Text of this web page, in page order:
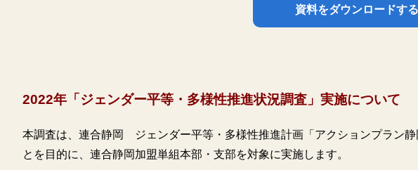
資料をダウンロードする
2022年「ジェンダー平等・多様性推進状況調査」実施について
本調査は、連合静岡 ジェンダー平等・多様性推進計画「アクションプラン
とを目的に、連合静岡加盟単組本部・支部を対象に実施します。